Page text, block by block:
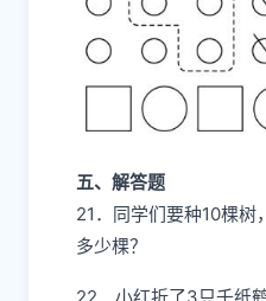
五、解答题
21．同学们要种10棵树
多少棵？
22．小红折了3只千纸